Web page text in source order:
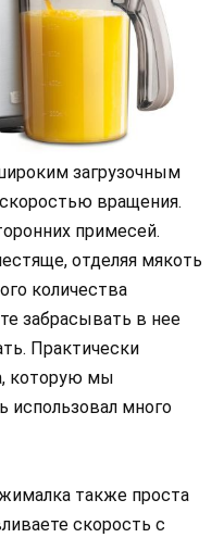
загрузочным
вращения.
примесей.
отделяя мякоть
количества
забрасывать в нее
Практически
которую мы
использовал много
также проста
скорость с